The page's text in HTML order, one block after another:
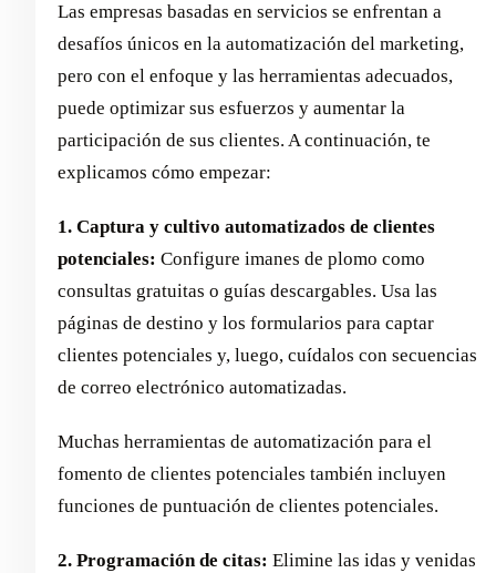
Las empresas basadas en servicios se enfrentan a
desafíos únicos en la automatización del marketing,
pero con el enfoque y las herramientas adecuados,
puede optimizar sus esfuerzos y aumentar la
participación de sus clientes. A continuación, te
explicamos cómo empezar:
1. Captura y cultivo automatizados de clientes
potenciales: Configure imanes de plomo como
consultas gratuitas o guías descargables. Usa las
páginas de destino y los formularios para captar
clientes potenciales y, luego, cuídalos con secuencias
de correo electrónico automatizadas.
Muchas herramientas de automatización para el
fomento de clientes potenciales también incluyen
funciones de puntuación de clientes potenciales.
2. Programación de citas: Elimine las idas y venidas